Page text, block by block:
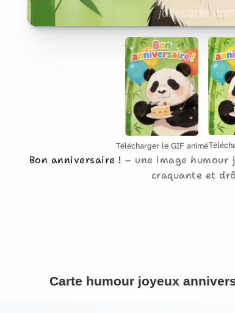
Télécharger le GIF animé
Bon anniversaire !
une image humour
craquante et
Carte humour joyeux